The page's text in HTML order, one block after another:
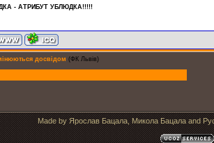
- АТРИБУT УБЛЮДКА!!!!!
досвідом (ФК Львів)
Made by Ярослав Бацала, Микола Бацала and